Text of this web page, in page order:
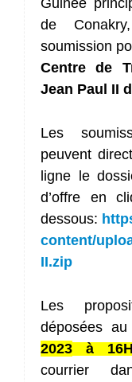
de
soumission
Centre de
Jean Paul II
Les
peuvent
ligne le
d’offre en
dessous:
content/
II.zip
Les
déposées
2023
à
courrier